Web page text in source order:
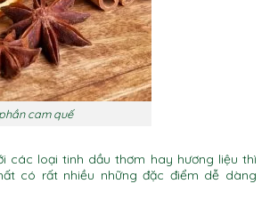
cam quế
các loại tinh dầu thơm hay hương liệu thì
có rất nhiều những đặc điểm dễ dàng